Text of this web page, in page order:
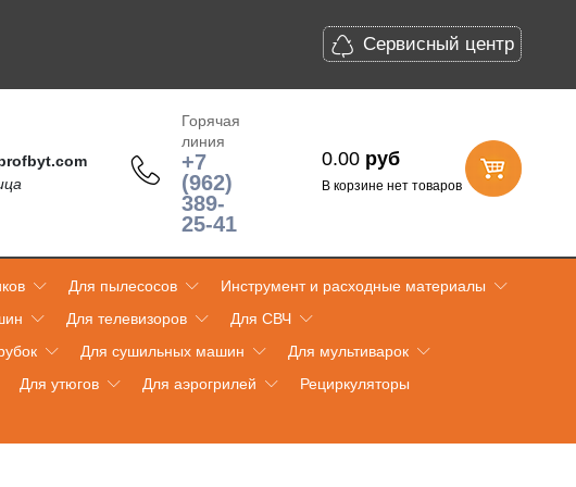
Сервисный центр
Горячая
линия
+7
(962)
389-
25-41
0.00 руб
В корзине нет товаров
Для пылесосов
Инструмент и расходные материалы
Для телевизоров
Для СВЧ
Для сушильных машин
Для мультиварок
Для утюгов Для аэрогрилей
Рециркуляторы